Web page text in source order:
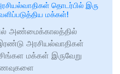
தொடர்பில் இரு
மக்கள்!
அண்மைக்காலத்தில்
அரசியல்வாதிகள்
மக்கள் இருவேறு